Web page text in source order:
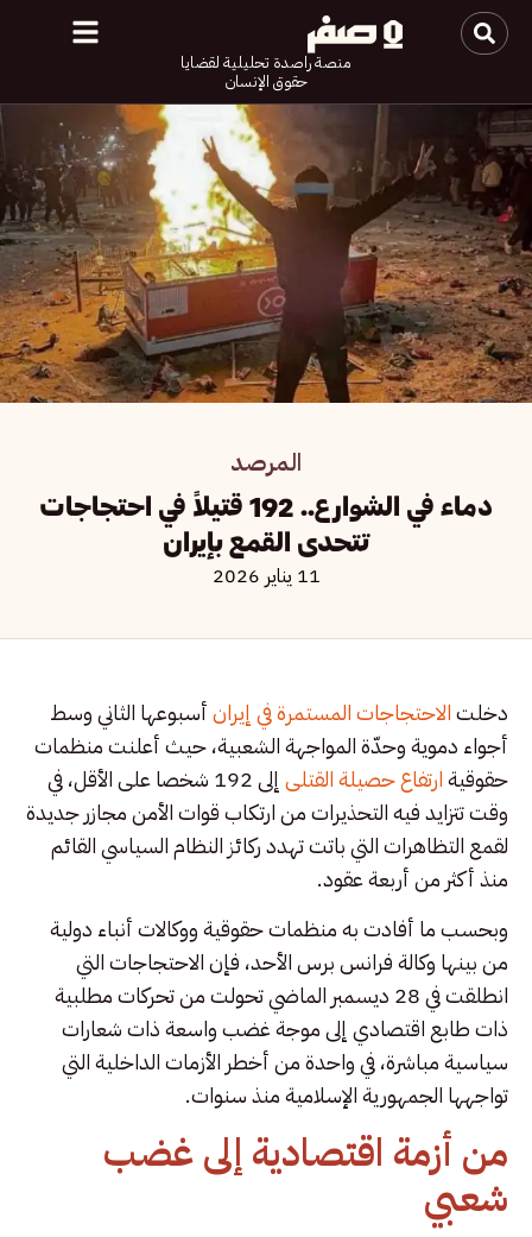
منصة راصدة تحليلية لقضايا
حقوق الإنسان
المرصد
دماء في الشوارع.. 192 قتيلاً في احتجاجات
تتحدى القمع بإيران
11 يناير 2026
دخلتالاحتجاجات المستمرة في إيرانأسبوعها الثاني وسط
أجواء دموية وحدّة المواجهة الشعبية، حيث أعلنت منظمات
حقوقيةارتفاع حصيلة القتلى
إلى 192 شخصا على الأقل، في
وقت تتزايد فيه التحذيرات من ارتكاب قوات الأمن مجازر جديدة
لقمع التظاهرات التي باتت تهدد ركائز النظام السياسي القائم
منذ أكثر من أربعة عقود.
وبحسب ما أفادت به منظمات حقوقية ووكالات أنباء دولية
من بينها وكالة فرانس برس الأحد، فإن الاحتجاجات التي
انطلقت في 28 ديسمبر الماضي تحولت من تحركات مطلبية
ذات طابع اقتصادي إلى موجة غضب واسعة ذات شعارات
سياسية مباشرة، في واحدة من أخطر الأزمات الداخلية التي
تواجهها الجمهورية الإسلامية منذ سنوات.
من أزمة اقتصادية إلى غضب
شعبي